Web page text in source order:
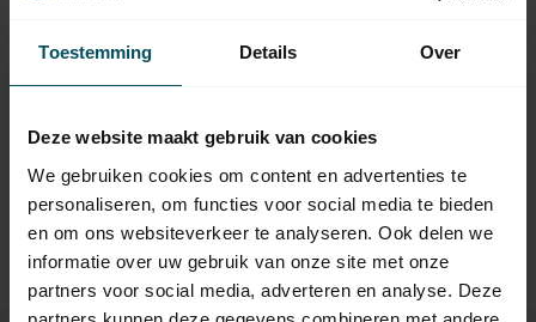
Toestemming Details Over
Deze website maakt gebruik van cookies
We gebruiken cookies om content en advertenties te
personaliseren, om functies voor social media te bieden
en om ons websiteverkeer te analyseren. Ook delen we
informatie over uw gebruik van onze site met onze
partners voor social media, adverteren en analyse. Deze
Op voorraad
SOMFY
Somfy Situo 5 RTS Pure II
afstandsbediening
Op voorraad
68,95